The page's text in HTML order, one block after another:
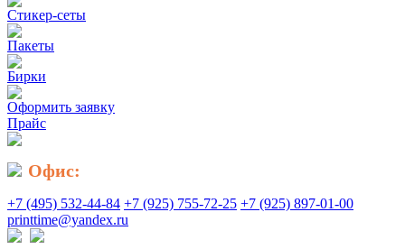
Стикер-сеты
Пакеты
Бирки
Оформить заявку
Прайс
Офис:
+7 (495) 532-44-84 +7 (925) 755-72-25 +7 (925) 897-01-00
printtime@yandex.ru